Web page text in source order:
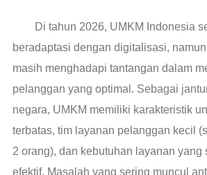
Di tahun 2026, UMKM Indonesia
beradaptasi dengan digitalisasi,
masih menghadapi tantangan dalam
pelanggan yang optimal. Sebagai
negara, UMKM memiliki karakteristik
terbatas, tim layanan pelanggan kecil
2 orang), dan kebutuhan layanan yang
efektif. Masalah yang sering muncul